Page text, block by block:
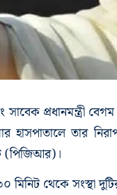
প্রধানমন্ত্রী
হাসপাতালে তার
(পিজিআর)।
থেকে সংস্থা